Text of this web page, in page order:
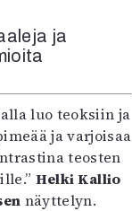
ja
luo teoksiin ja
ja varjoisaa
teosten
Helki Kallio
näyttelyn.